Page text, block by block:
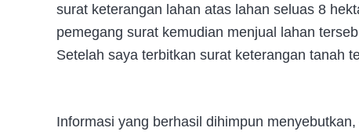
surat keterangan lahan atas lahan seluas 8
pemegang surat kemudian menjual lahan
Setelah saya terbitkan surat keterangan tanah
Informasi yang berhasil dihimpun